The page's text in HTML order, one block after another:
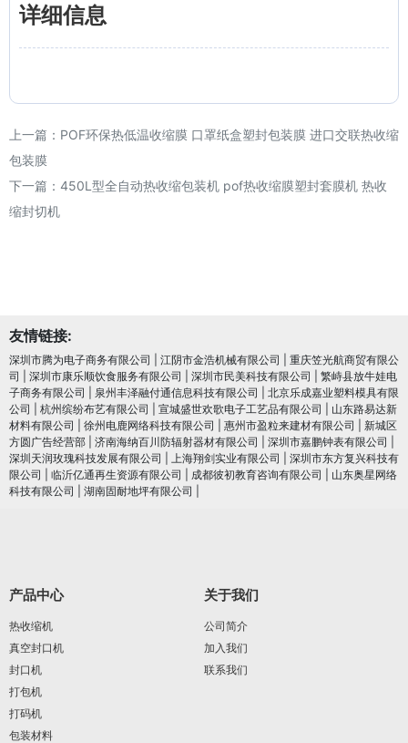
详细信息
上一篇： POF环保热低温收缩膜 口罩纸盒塑封包装膜 进口交联热收缩
包装膜
下一篇： 450L型全自动热收缩包装机 pof热收缩膜塑封套膜机 热收
缩封切机
友情链接:
深圳市腾为电子商务有限公司 江阴市金浩机械有限公司
重庆笠光航商贸有限公
司
深圳市康乐顺饮食服务有限公司 深圳市民美科技有限公司
繁峙县放牛娃电
子商务有限公司
泉州丰泽融付通信息科技有限公司
北京乐成嘉业塑料模具有限
公司
杭州缤纷布艺有限公司 宣城盛世欢歌电子工艺品有限公司
山东路易达新
材料有限公司
徐州电鹿网络科技有限公司 惠州市盈粒来建材有限公司
新城区
方圆广告经营部
济南海纳百川防辐射器材有限公司 深圳市嘉鹏钟表有限公司
深圳天润玫瑰科技发展有限公司
上海翔剑实业有限公司
深圳市东方复兴科技有
限公司
临沂亿通再生资源有限公司 成都彼初教育咨询有限公司
山东奥星网络
科技有限公司
湖南固耐地坪有限公司
产品中心
热收缩机
真空封口机
封口机
打包机
打码机
包装材料
关于我们
公司简介
加入我们
联系我们